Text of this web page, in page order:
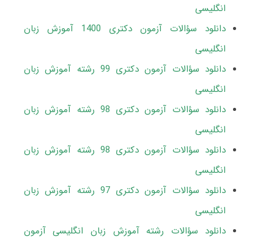
انگلیسی
دانلود سؤالات آزمون دکتری 1400 آموزش زبان
انگلیسی
دانلود سؤالات آزمون دکتری 99 رشته آموزش زبان
انگلیسی
دانلود سؤالات آزمون دکتری 98 رشته آموزش زبان
انگلیسی
دانلود سؤالات آزمون دکتری 98 رشته آموزش زبان
انگلیسی
دانلود سؤالات آزمون دکتری 97 رشته آموزش زبان
انگلیسی
دانلود سؤالات رشته آموزش زبان انگلیسی آزمون